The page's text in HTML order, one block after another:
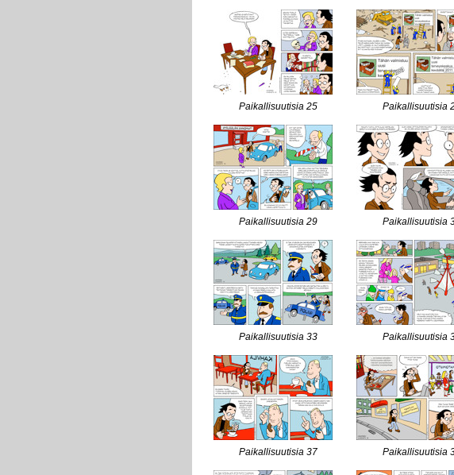
Paikallisuutisia 25 Paikallisuutisia
Paikallisuutisia 29 Paikallisuutisia
Paikallisuutisia 33 Paikallisuutisia
Paikallisuutisia 37 Paikallisuutisia